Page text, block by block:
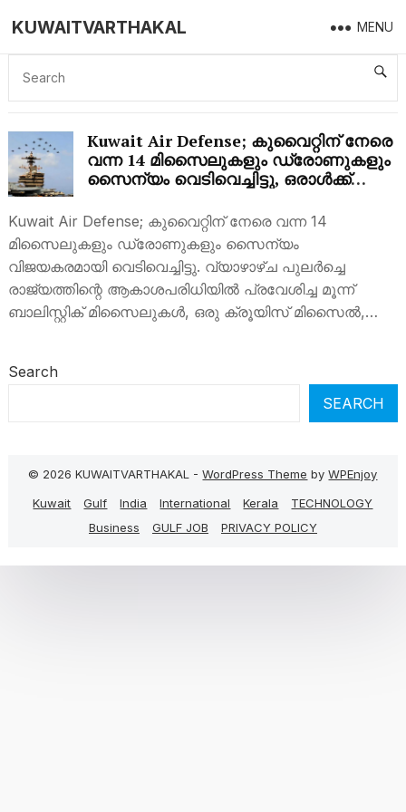
KUWAITVARTHAKAL MENU
KUWAIT INTERCEPTS 14 MISSILES AND
DRONES
Kuwait Air Defense; കുവൈറ്റിന് നേരെ
വന്ന 14 മിസൈലുകളും ഡ്രോണുകളും
സൈന്യം വെടിവെച്ചിട്ടു, ഒരാൾക്ക്
Kuwait Air Defense; കുവൈറ്റിന് നേരെ വന്ന 14
മിസൈലുകളും ഡ്രോണുകളും സൈന്യം
വിജയകരമായി വെടിവെച്ചിട്ടു. വ്യാഴാഴ്ച പുലർച്ചെ
രാജ്യത്തിന്റെ ആകാശപരിധിയിൽ പ്രവേശിച്ച മൂന്ന്
ബാലിസ്റ്റിക് മിസൈലുകൾ, ഒരു ക്രൂയിസ് മിസൈൽ,…
Search
SEARCH
© 2026 KUWAITVARTHAKAL -WordPress Theme byWPEnjoy
Kuwait
Gulf India International Kerala
TECHNOLOGY
Business
GULF JOB PRIVACY POLICY